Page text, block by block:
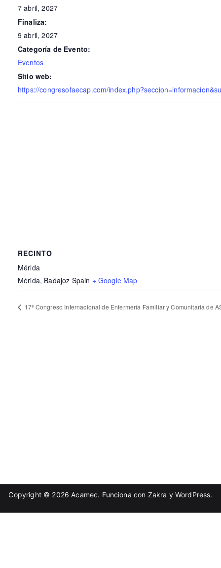
7 abril, 2027
Finaliza:
9 abril, 2027
Categoría de Evento:
Eventos
Sitio web:
https://congresofaecap.com/
RECINTO
Mérida
Mérida, Badajoz Spain + Google Map
17º Congreso Internacional de Enfermería Familiar y Comunitaria de
Copyright © 2026Acamec. Funciona con Zakra y WordPress.